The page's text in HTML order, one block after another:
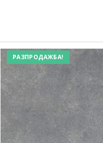
РАЗПРОДАЖБА!